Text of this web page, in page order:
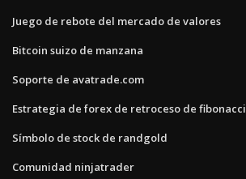
Juego de rebote del mercado de valores
Bitcoin suizo de manzana
Soporte de avatrade.com
Estrategia de forex de retroceso de fibonacci
Símbolo de stock de randgold
Comunidad ninjatrader